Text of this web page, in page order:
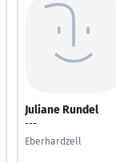
Juliane Rundel
---
Eberhardzell